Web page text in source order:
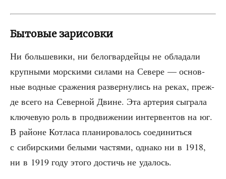
Бытовые зарисовки
Ни боль­ше­ви­ки, ни бело­гвар­дей­цы не обла­да­ли
круп­ны­ми мор­ски­ми сила­ми на Севе­ре — основ­
ные вод­ные сра­же­ния раз­вер­ну­лись на реках, преж­
де все­го на Север­ной Двине. Эта арте­рия сыг­ра­ла
клю­че­вую роль в про­дви­же­нии интер­вен­тов на юг.
В рай­оне Кот­ла­са пла­ни­ро­ва­лось соеди­нить­ся
с сибир­ски­ми белы­ми частя­ми, одна­ко ни в 1918,
ни в 1919 году это­го достичь не удалось.